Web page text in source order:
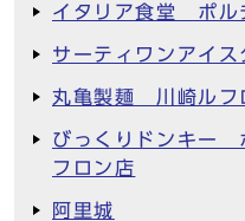
イタリア食堂 ポル
サーティワンアイス
丸亀製麺 川崎ルフ
びっくりドンキー
フロン店
阿里城